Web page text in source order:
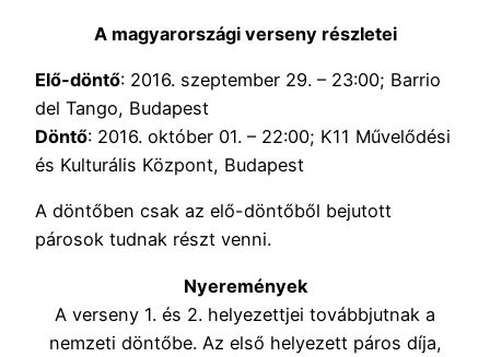
A magyarországi verseny részletei
Elő-döntő: 2016. szeptember 29. – 23:00; Barrio
del Tango, Budapest
Döntő: 2016. október 01. – 22:00; K11 Művelődési
és Kulturális Központ, Budapest
A döntőben csak az elő-döntőből bejutott
párosok tudnak részt venni.
Nyeremények
A verseny 1. és 2. helyezettjei továbbjutnak a
nemzeti döntőbe. Az első helyezett páros díja,